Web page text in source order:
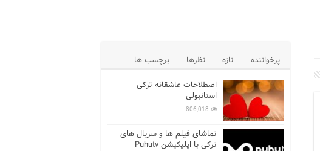
پرخواننده تازه نظرها
برچسب ها
اصطلاحات عاشقانه ترکی
استانبولی
806,018
تماشای فیلم ها و سریال های
ترکی با اپلیکیشن Puhutv